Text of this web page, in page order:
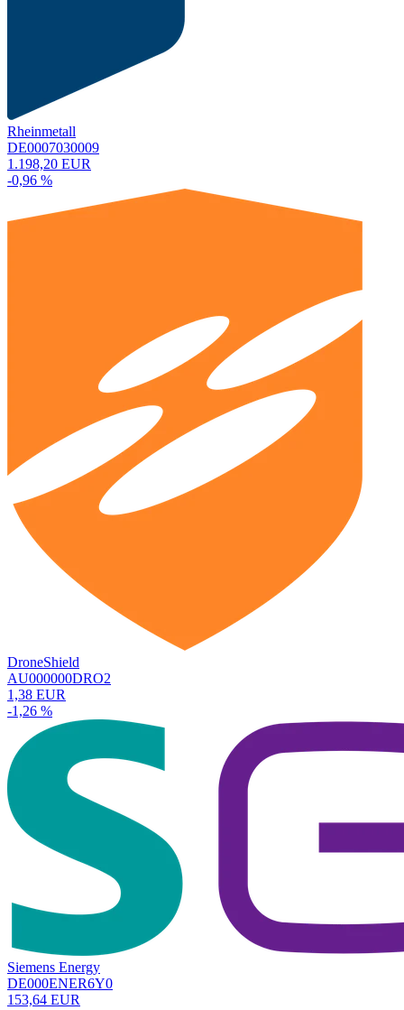
Rheinmetall
DE0007030009
1.198,20 EUR
-0,96 %
DroneShield
AU000000DRO2
1,38 EUR
-1,26 %
Siemens Energy
DE000ENER6Y0
153,64 EUR